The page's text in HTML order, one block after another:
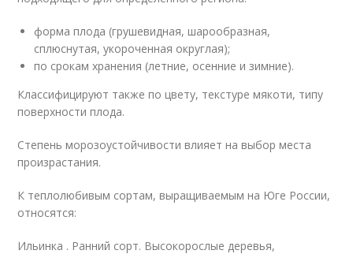
форма плода (грушевидная, шарообразная,
сплюснутая, укороченная округлая);
по срокам хранения (летние, осенние и зимние).
Классифицируют также по цвету, текстуре мякоти, типу
поверхности плода.
Степень морозоустойчивости влияет на выбор места
произрастания.
К теплолюбивым сортам, выращиваемым на Юге России,
относятся:
Ильинка . Ранний сорт. Высокорослые деревья,